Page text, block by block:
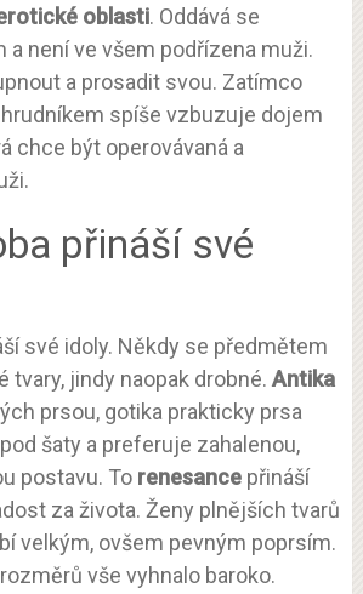
oblasti. Oddává se
a není ve všem podřízena muži.
a prosadit svou. Zatímco
spíše vzbuzuje dojem
chce být operovávaná a
přináší své
své idoly. Někdy se předmětem
tvary, jindy naopak drobné. Antika
prsou, gotika prakticky prsa
šaty a preferuje zahalenou,
postavu. To renesancepřináší
za života. Ženy plnějších tvarů
velkým, ovšem pevným poprsím.
vše vyhnalo baroko.